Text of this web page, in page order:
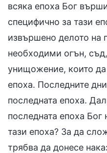
всяка епоха Бог
специфично за тази
извършено делото на
необходими огън,
унищожение, които
епоха. Последните
последната епоха.
последната епоха
тази епоха? За да
трябва да донесе